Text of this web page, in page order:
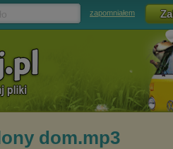
zapomniałem
dom.mp3